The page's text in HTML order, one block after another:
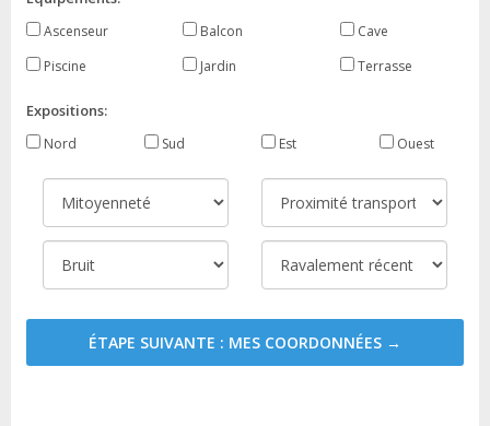
Ascenseur Balcon
Cave
Piscine
Jardin Terrasse
Expositions:
Nord Sud Est Ouest
ÉTAPE SUIVANTE : MES COORDONNÉES →